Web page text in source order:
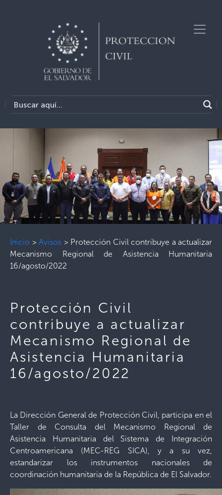
Inicio > Avisos > Protección Civil contribuye a actualizar
Mecanismo Regional de Asistencia Humanitaria
16/agosto/2022
Protección Civil
contribuye a actualizar
Mecanismo Regional de
Asistencia Humanitaria
16/agosto/2022
La Dirección General de Protección Civil, participa en el
Taller de Consulta del Mecanismo Regional de
Asistencia Humanitaria del Sistema de Integración
Centroamericana (MEC-REG SICA), y a su vez,
estandarizar los instrumentos nacionales de
coordinación humanitaria de la República de El Salvador.